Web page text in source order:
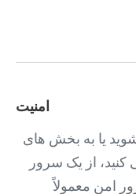
امنیت
یا به بخش های
از یک سرور
امن معمولاً